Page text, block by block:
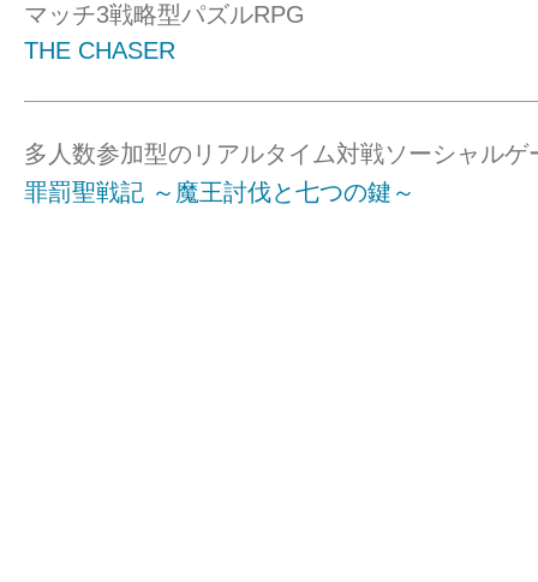
マッチ3戦略型パズルRPG
THE CHASER
多人数参加型のリアルタイム対戦ソーシャルゲ
罪罰聖戦記 ～魔王討伐と七つの鍵～